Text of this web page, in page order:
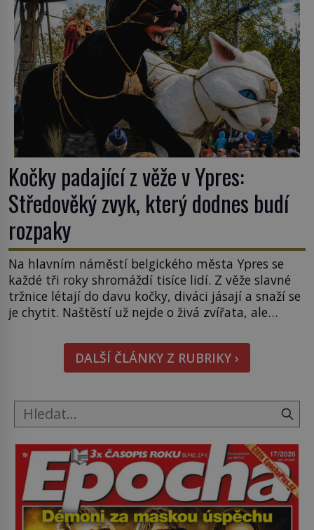
Kočky padající z věže v Ypres:
Středověký zvyk, který dodnes budí
rozpaky
Na hlavním náměstí belgického města Ypres se
každé tři roky shromáždí tisíce lidí. Z věže slavné
tržnice létají do davu kočky, diváci jásají a snaží se
je chytit. Naštěstí už nejde o živá zvířata, ale
Tato veselá podívaná připomíná jeden z
nejpodivnějších a zároveň nejkrutějších zvyků […]
DALŠÍ ČLÁNKY Z RUBRIKY ›